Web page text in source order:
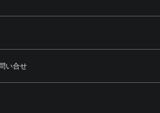
い合せ